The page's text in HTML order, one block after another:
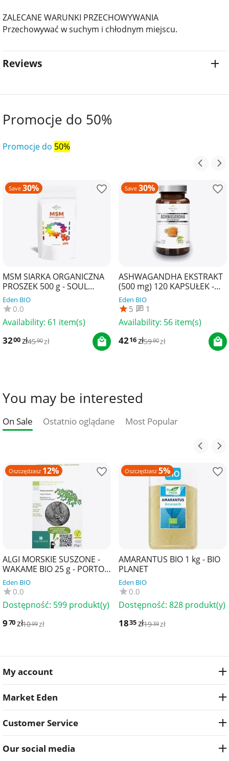
ZALECANE WARUNKI PRZECHOWYWANIA
Przechowywać w suchym i chłodnym miejscu.
Reviews
Promocje do 50%
Promocje do 50%
Save 30%
MSM SIARKA ORGANICZNA
PROSZEK 500 g - SOUL
FARM
Eden BIO
0.0
Availability: 61 item(s)
3200zł4590zł
Save 30%
ASHWAGANDHA EKSTRAKT
(500 mg) 120 KAPSUŁEK -
SOUL FARM
Eden BIO
5 1
Availability: 56 item(s)
4216zł5990zł
You may be interested
On Sale Ostatnio oglądane Most Popular
Oszczędzasz 12%
ALGI MORSKIE SUSZONE -
WAKAME BIO 25 g - PORTO
MUINOS
Eden BIO
0.0
Dostępność: 599 produkt(y)
970zł1099zł
Oszczędzasz 5%
AMARANTUS BIO 1 kg - BIO
PLANET
Eden BIO
0.0
Dostępność: 828 produkt(y)
1835zł1939zł
My account
Market Eden
Customer Service
Our social media